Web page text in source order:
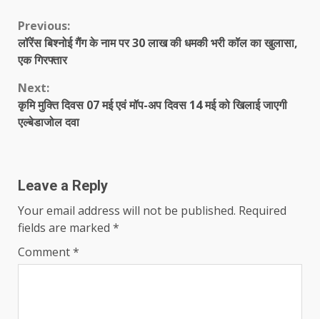
Continue
Reading
Previous:
लॉरेंस बिश्नोई गैंग के नाम पर 30 लाख की धमकी भरी कॉल का खुलासा,
एक गिरफ्तार
Next:
कृमि मुक्ति दिवस 07 मई एवं मॉप-अप दिवस 14 मई को खिलाई जाएगी
एल्बेडाजोल दवा
Leave a Reply
Your email address will not be published. Required
fields are marked *
Comment*